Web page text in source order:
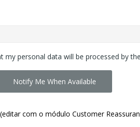
my personal data will be processed by
Notify Me When Available
(editar com o módulo Customer